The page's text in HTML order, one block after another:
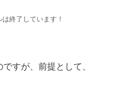
終了しています！
すが、前提として、